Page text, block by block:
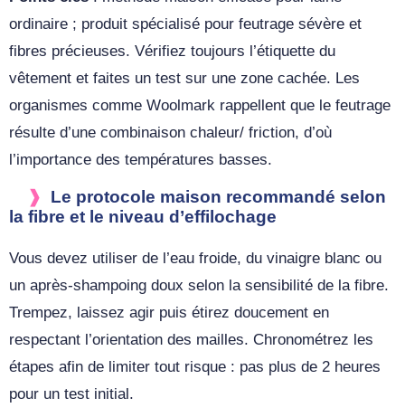
ordinaire ; produit spécialisé pour feutrage sévère et
fibres précieuses. Vérifiez toujours l’étiquette du
vêtement et faites un test sur une zone cachée. Les
organismes comme Woolmark rappellent que le feutrage
résulte d’une combinaison chaleur/ friction, d’où
l’importance des températures basses.
Le protocole maison recommandé selon
la fibre et le niveau d’effilochage
Vous devez utiliser de l’eau froide, du vinaigre blanc ou
un après‑shampoing doux selon la sensibilité de la fibre.
Trempez, laissez agir puis étirez doucement en
respectant l’orientation des mailles. Chronométrez les
étapes afin de limiter tout risque : pas plus de 2 heures
pour un test initial.